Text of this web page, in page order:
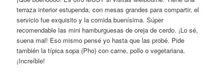
terraza interior estupenda, con mesas grandes para compartir, el
servicio fue exquisito y la comida buenísima. Súper
recomendable las mini hamburguesas de oreja de cerdo. ¡Lo sé,
suena mal! Eso mismo pensé yo hasta que las probé. Pide
también la típica sopa (Pho) con carne, pollo o vegetariana.
¡Increíble!